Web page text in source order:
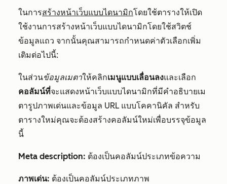
ในการสร้างหน้าเว็บแบบไดนามิกโดยใช้ตารางให้เปิด
ใช้งานการสร้างหน้าเว็บแบบไดนามิกโดยใช้สวิตช์
ข้อมูลแถว จากนั้นคุณสามารถกำหนดค่าตัวเลือกเพิ่ม
เติมต่อไปนี้:
ในส่วนข้อมูลเมตาให้คลิกเมนูแบบเลื่อนลงและเลือก
คอลัมน์ที่จะแสดงหน้าเว็บแบบไดนามิกที่มีคำอธิบายเม
ตารูปภาพเด่นและข้อมูล URL แบบโคคานิคัล สำหรับ
ตารางใหม่คุณจะต้องสร้างคอลัมน์ใหม่เพื่อบรรจุข้อมูล
นี้
Meta description: ต้องเป็นคอลัมน์ประเภทข้อความ
ภาพเด่น: ต้องเป็นคอลัมน์ประเภทภาพ